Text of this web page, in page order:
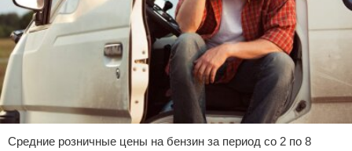
Средние розничные цены на бензин за период со 2 по 8